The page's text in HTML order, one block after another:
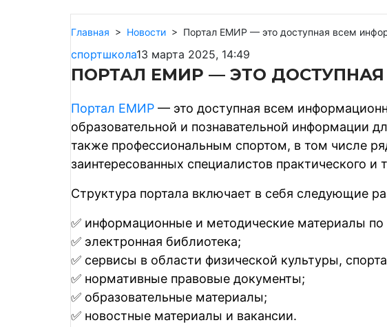
Главная > Новости > Портал ЕМИР — это доступная всем
спортшкола13 марта 2025, 14:49
ПОРТАЛ ЕМИР — ЭТО
Портал ЕМИР — это доступная всем
образовательной и познавательной информации
также профессиональным спортом, в том числе
заинтересованных специалистов практического и
Структура портала включает в себя следующие
✅ информационные и методические материалы
✅ электронная библиотека;
✅ сервисы в области физической культуры,
✅ нормативные правовые документы;
✅ образовательные материалы;
✅ новостные материалы и вакансии.